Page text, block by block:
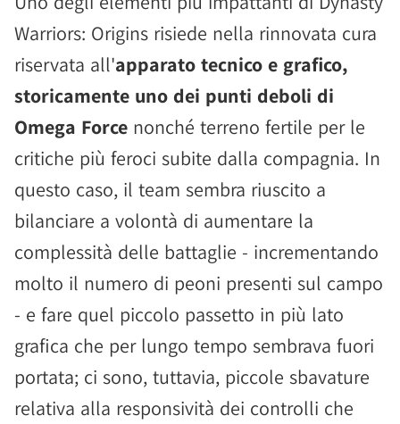
Warriors: Origins risiede nella rinnovata cura
riservata all'apparato tecnico e grafico,
storicamente uno dei punti deboli di
Omega Force nonché terreno fertile per le
critiche più feroci subite dalla compagnia. In
questo caso, il team sembra riuscito a
bilanciare a volontà di aumentare la
complessità delle battaglie - incrementando
molto il numero di peoni presenti sul campo
- e fare quel piccolo passetto in più lato
grafica che per lungo tempo sembrava fuori
portata; ci sono, tuttavia, piccole sbavature
relativa alla responsività dei controlli che